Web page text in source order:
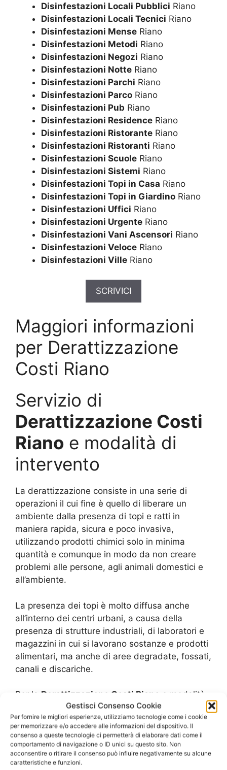
Gestisci Consenso Cookie
Per fornire le migliori esperienze, utilizziamo tecnologie come i cookie
per memorizzare e/o accedere alle informazioni del dispositivo. Il
consenso a queste tecnologie ci permetterà di elaborare dati come il
comportamento di navigazione o ID unici su questo sito. Non
acconsentire o ritirare il consenso può influire negativamente su alcune
caratteristiche e funzioni.
Disinfestazioni Locali Pubblici Riano
Disinfestazioni Locali Tecnici Riano
Disinfestazioni Mense Riano
Disinfestazioni Metodi Riano
Disinfestazioni Negozi Riano
Disinfestazioni Notte Riano
Disinfestazioni Parchi Riano
Disinfestazioni Parco Riano
Disinfestazioni Pub Riano
Disinfestazioni Residence Riano
Disinfestazioni Ristorante Riano
Disinfestazioni Ristoranti Riano
Disinfestazioni Scuole Riano
Disinfestazioni Sistemi Riano
Disinfestazioni Topi in Casa Riano
Disinfestazioni Topi in Giardino Riano
Disinfestazioni Uffici Riano
Disinfestazioni Urgente Riano
Disinfestazioni Vani Ascensori Riano
Disinfestazioni Veloce Riano
Disinfestazioni Ville Riano
SCRIVICI
Maggiori informazioni
per Derattizzazione
Costi Riano
Servizio di
Derattizzazione Costi
Riano e modalità di
intervento
La derattizzazione consiste in una serie di
operazioni il cui fine è quello di liberare un
ambiente dalla presenza di topi e ratti in
maniera rapida, sicura e poco invasiva,
utilizzando prodotti chimici solo in minima
quantità e comunque in modo da non creare
problemi alle persone, agli animali domestici e
all’ambiente.
La presenza dei topi è molto diffusa anche
all’interno dei centri urbani, a causa della
presenza di strutture industriali, di laboratori e
magazzini in cui si lavorano sostanze e prodotti
alimentari, ma anche di aree degradate, fossati,
canali e discariche.
Per la Derattizzazione Costi Riano
e modalità
di intervento possono variare in relazione al tipo
di struttura nella quale è necessario intervenire,
all’entità dell’infestazione, al numero degli
interventi e così via.